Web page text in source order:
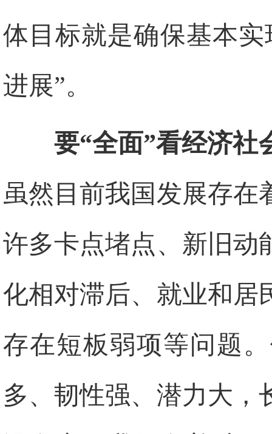
体目标就是确保基本
进展”。
要“全面”看经济社
虽然目前我国发展存在
许多卡点堵点、新旧动
化相对滞后、就业和居
存在短板弱项等问题
多、韧性强、潜力大，